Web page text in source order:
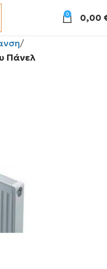
0 0,00
Πάνελ